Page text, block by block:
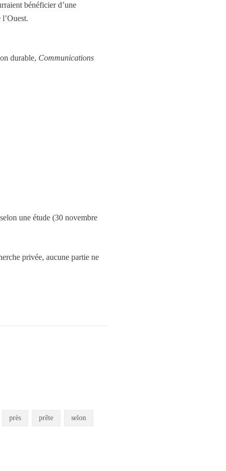
bénéficier d’une
durable, Communications
une étude (30 novembre
privée, aucune partie ne
près prête selon